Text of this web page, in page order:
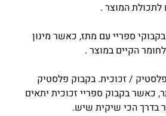
לתכולת המוצר .
ספריי עם מתז, כאשר מינון
הקיים במוצר .
/ זכוכית. בקבוק פלסטיק
כאשר בקבוק ספריי זכוכית יתאים
בדרך הכי שיקית שיש.